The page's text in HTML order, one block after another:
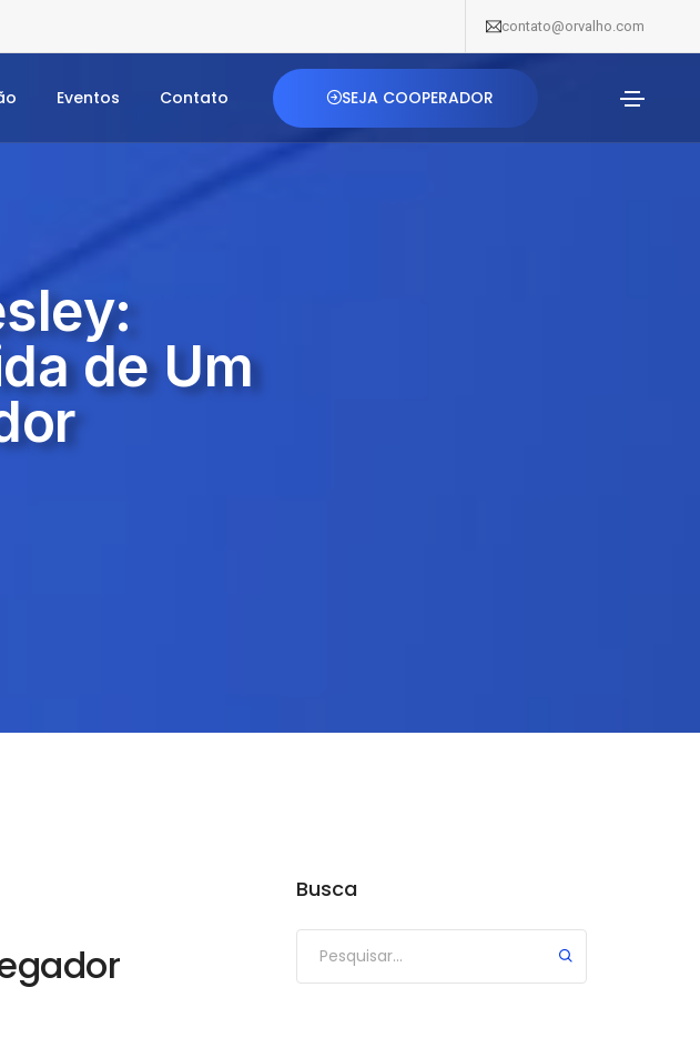
contato@orvalho.com
Eventos Contato SEJA COOPERADOR
de Um
Busca